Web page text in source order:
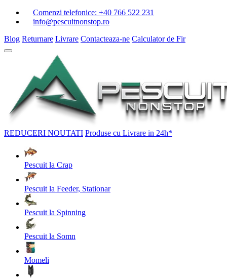
Comenzi telefonice: +40 766 522 231
info@pescuitnonstop.ro
Blog Returnare Livrare Contacteaza-ne Calculator de Fir
REDUCERI NOUTATI Produse cu Livrare in 24h*
Pescuit la Crap
Pescuit la Feeder, Stationar
Pescuit la Spinning
Pescuit la Somn
Momeli